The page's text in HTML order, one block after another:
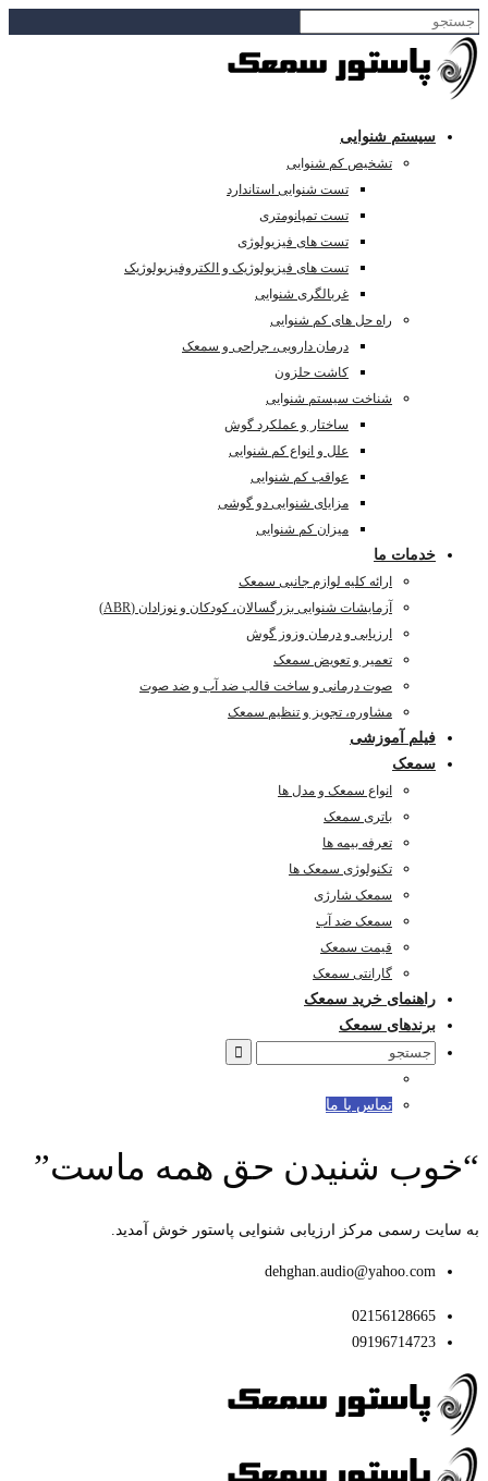
سیستم شنوایی
تشخیص کم شنوایی
تست شنوایی استاندارد
تست تمپانومتری
تست های فیزیولوژی
تست های فیزیولوژیک و الکتروفیزیولوژیک
غربالگری شنوایی
راه حل های کم شنوایی
درمان دارویی، جراحی و سمعک
کاشت حلزون
شناخت سیستم شنوایی
ساختار و عملکرد گوش
علل و انواع کم شنوایی
عواقب کم شنوایی
مزایای شنوایی دو گوشی
میزان کم شنوایی
خدمات ما
ارائه کلیه لوازم جانبی سمعک
آزمایشات شنوایی بزرگسالان، کودکان و نوزادان (ABR)
ارزیابی و درمان وزوز گوش
تعمیر و تعویض سمعک
صوت درمانی و ساخت قالب ضد آب و ضد صوت
مشاوره، تجویز و تنظیم سمعک
فیلم آموزشی
سمعک
انواع سمعک و مدل ها
باتری سمعک
تعرفه بیمه ها
تکنولوژی سمعک ها
سمعک شارژی
سمعک ضد آب
قیمت سمعک
گارانتی سمعک
راهنمای خرید سمعک
برندهای سمعک
Search
تماس با ما
“خوب شنیدن حق همه ماست”
به سایت رسمی مرکز ارزیابی شنوایی پاستور خوش آمدید.
dehghan.audio@yahoo.com
02156128665
09196714723